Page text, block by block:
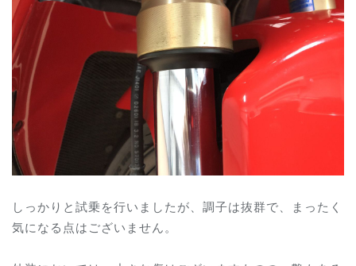
しっかりと試乗を行いましたが、調子は抜群で、まったく
気になる点はございません。